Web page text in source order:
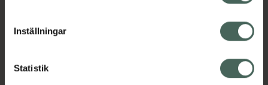
cookieinställningar. Ett återkallat samtycke påverkar inte
lagligheten av behandling som skett innan återkallelsen.
Inställningar
Statistik
Kronans Apotek finns här för dig. Du hittar oss från Skåne i
datorn. Oavsett vem du är så är det vårt uppdrag att